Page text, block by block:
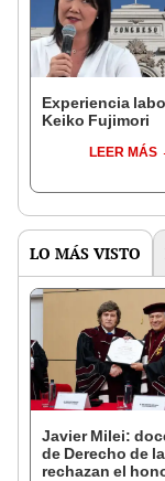
Experiencia
Keiko Fujimori
LEER MÁS
LO MÁS VISTO
Javier Milei:
de Derecho de
rechazan el